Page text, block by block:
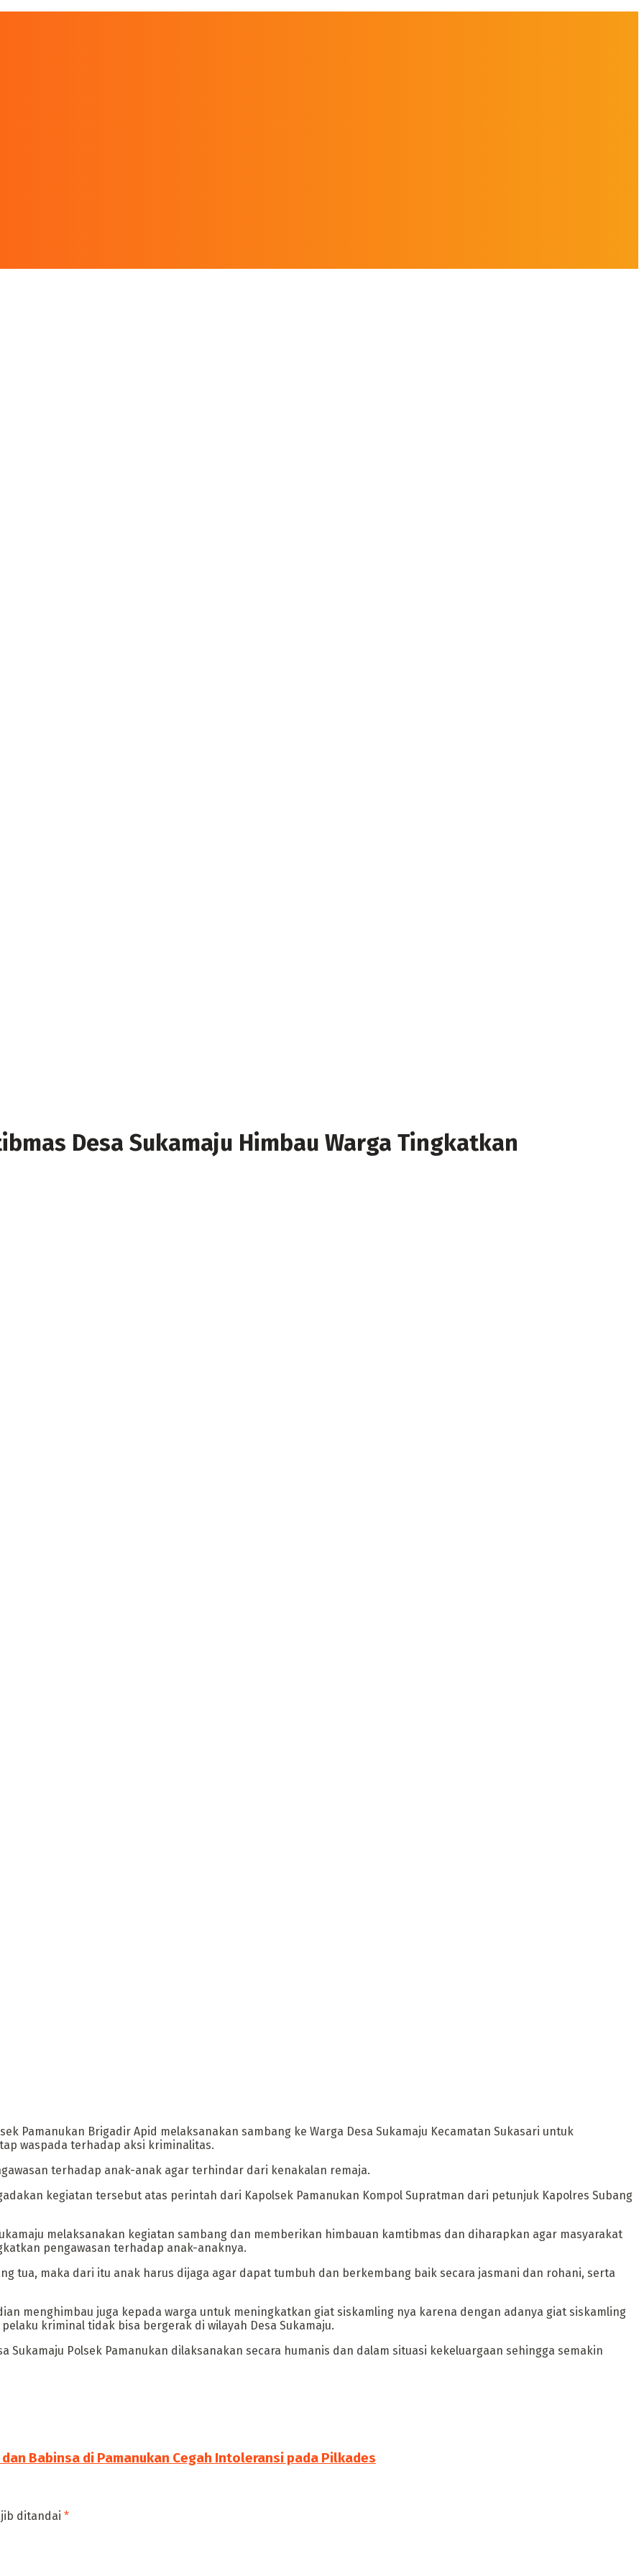
Desa Sukamaju Himbau Warga Tingkatkan
Pamanukan Brigadir Apid melaksanakan sambang ke Warga Desa Sukamaju Kecamatan Sukasari untuk
waspada terhadap aksi kriminalitas.
terhadap anak-anak agar terhindar dari kenakalan remaja.
kegiatan tersebut atas perintah dari Kapolsek Pamanukan Kompol Supratman dari petunjuk Kapolres Subang
melaksanakan kegiatan sambang dan memberikan himbauan kamtibmas dan diharapkan agar masyarakat
pengawasan terhadap anak-anaknya.
tua, maka dari itu anak harus dijaga agar dapat tumbuh dan berkembang baik secara jasmani dan rohani, serta
menghimbau juga kepada warga untuk meningkatkan giat siskamling nya karena dengan adanya giat siskamling
kriminal tidak bisa bergerak di wilayah Desa Sukamaju.
Sukamaju Polsek Pamanukan dilaksanakan secara humanis dan dalam situasi kekeluargaan sehingga semakin
Babinsa di Pamanukan Cegah Intoleransi pada Pilkades
ditandai *